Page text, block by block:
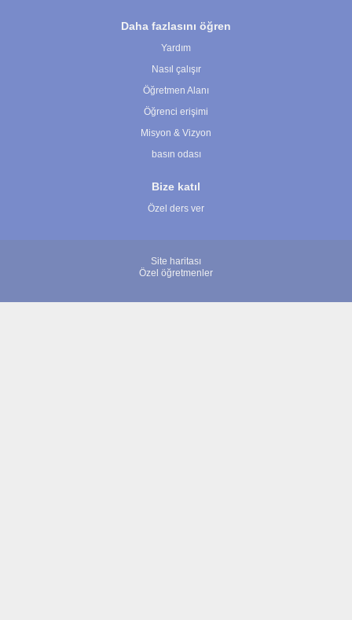
Daha fazlasını öğren
Yardım
Nasıl çalışır
Öğretmen Alanı
Öğrenci erişimi
Misyon & Vizyon
basın odası
Bize katıl
Özel ders ver
Site haritası
Özel öğretmenler